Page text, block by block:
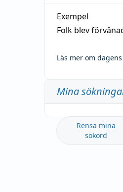
Exempel
Folk blev
Läs mer om
Mina
Rensa mina
sökord